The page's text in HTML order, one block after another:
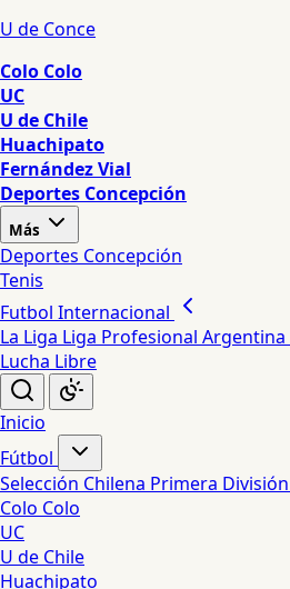
U de Conce
Colo Colo
UC
U de Chile
Huachipato
Fernández Vial
Deportes Concepción
Más
Deportes Concepción
Tenis
Futbol Internacional
La Liga Liga Profesional Argentina
Lucha Libre
Inicio
Fútbol
Selección Chilena Primera División
Colo Colo
UC
U de Chile
Huachipato